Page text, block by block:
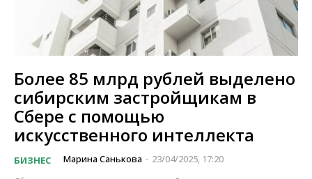
Более 85 млрд рублей выделено
сибирским застройщикам в
Сбере с помощью
искусственного интеллекта
БИЗНЕС Марина Санькова - 23/04/2025, 17:20